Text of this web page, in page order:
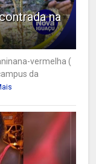
na
vermelha (
da